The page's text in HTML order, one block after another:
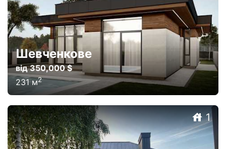
Шевченкове
від 350,000 $
231м2
1